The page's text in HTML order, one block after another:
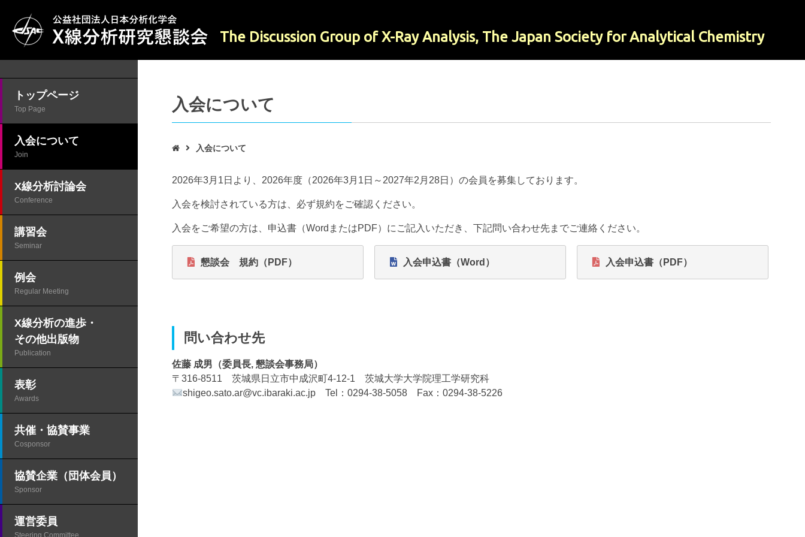
The Discussion Group of X-Ray Analysis, The Japan Society for Analytical Chemistry
トップページ
Top Page
入会について
Join
X線分析討論会
Conference
講習会
Seminar
例会
Regular Meeting
X線分析の進歩・
その他出版物
Publication
表彰
Awards
共催・協賛事業
Cosponsor
協賛企業（団体会員）
Sponsor
運営委員
Steering Committee
入会について
 入会について
2026年3月1日より、2026年度（2026年3月1日～2027年2月28日）の会員を募集しております。
入会を検討されている方は、必ず規約をご確認ください。
入会をご希望の方は、申込書（WordまたはPDF）にご記入いただき、下記問い合わせ先までご連絡ください。
懇談会 規約（PDF） 入会申込書（Word） 入会申込書（PDF）
問い合わせ先
佐藤 成男（委員長, 懇談会事務局）
〒316-8511 茨城県日立市中成沢町4-12-1 茨城大学大学院理工学研究科
shigeo.sato.ar@vc.ibaraki.ac.jpTel：0294-38-5058 Fax：0294-38-5226